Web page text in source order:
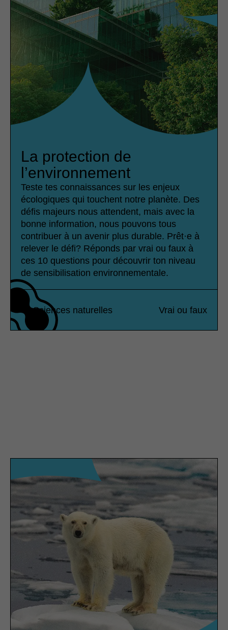
La protection de
l’environnement
Teste tes connaissances sur les enjeux
écologiques qui touchent notre planète. Des
défis majeurs nous attendent, mais avec la
bonne information, nous pouvons tous
contribuer à un avenir plus durable. Prêt·e à
relever le défi? Réponds par vrai ou faux à
ces 10 questions pour découvrir ton niveau
de sensibilisation environnementale.
Sciences naturelles Vrai ou faux